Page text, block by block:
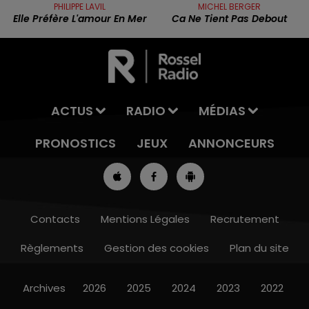
8h00 - 10h00
PHILIPPE LAVIL
Elle Préfère L'amour En Mer
MICHEL BERGER
Ca Ne Tient Pas Debout
ACTUS RADIO
MÉDIAS
PRONOSTICS
JEUX ANNONCEURS
Contacts Mentions Légales
Recrutement
Règlements
Gestion des cookies Plan du site
Archives 2026 2025 2024 2023 2022